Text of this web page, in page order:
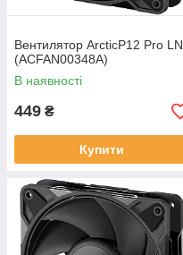
Вентилятор ArcticP12 Pro LN
(ACFAN00348A)
В наявності
449 ₴
Купити